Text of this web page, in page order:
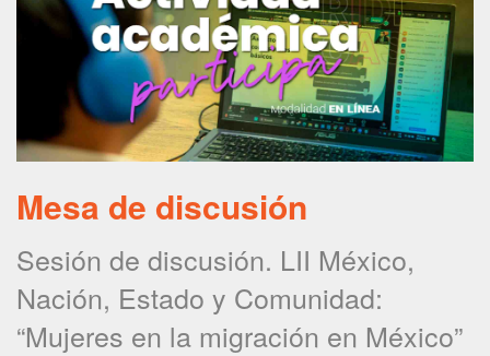
Mesa de discusión
Sesión de discusión. LII México,
Nación, Estado y Comunidad:
“Mujeres en la migración en México”